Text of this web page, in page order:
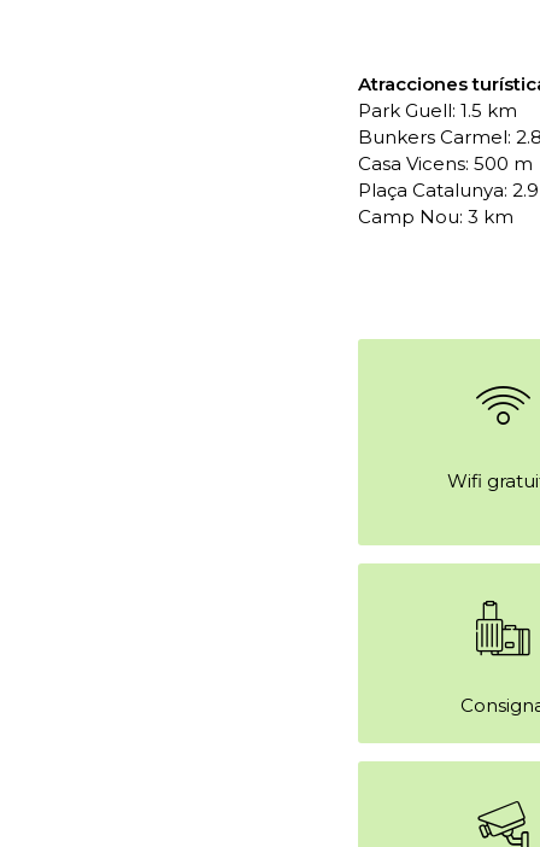
Atracciones
Park Guell: 1.5 km
Bunkers Carmel:
Casa Vicens: 500 m
Plaça Catalunya:
Camp Nou: 3 km
Wifi